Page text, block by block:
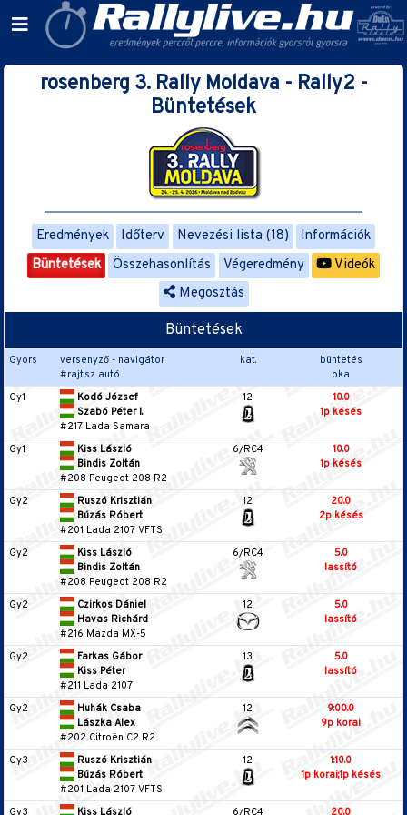
rosenberg 3. Rally Moldava - Rally2 -
Büntetések
Eredmények Időterv Nevezési lista (18)
Információk
Büntetések
Összehasonlítás Végeredmény
Videók
Megosztás
Büntetések
Gyors
versenyző - navigátor
#rajt.sz autó
kat.
büntetés
oka
Gy1
Kodó József
Szabó Péter I.
#217 Lada Samara
12
10.0
1p késés
Gy1
Kiss László
Bindis Zoltán
#208 Peugeot 208 R2
6/RC4
10.0
1p késés
Gy2
Ruszó Krisztián
Búzás Róbert
#201 Lada 2107 VFTS
12
20.0
2p késés
Gy2
Kiss László
Bindis Zoltán
#208 Peugeot 208 R2
6/RC4
5.0
lassító
Gy2
Czirkos Dániel
Havas Richárd
#216 Mazda MX-5
12
5.0
lassító
Gy2
Farkas Gábor
Kiss Péter
#211 Lada 2107
13
5.0
lassító
Gy2
Huhák Csaba
Lászka Alex
#202 Citroën C2 R2
12
9:00.0
9p korai
Gy3
Ruszó Krisztián
Búzás Róbert
#201 Lada 2107 VFTS
12
1:10.0
1p korai;1p késés